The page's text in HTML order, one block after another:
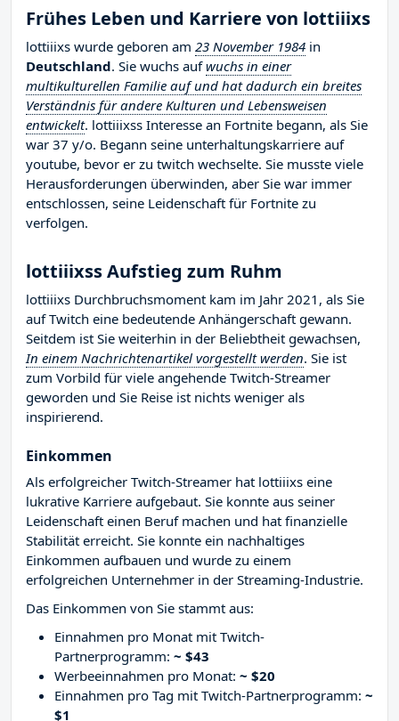
Frühes Leben und Karriere von lottiiixs
lottiiixs wurde geboren am 23 November 1984 in
Deutschland. Sie wuchs aufwuchs in einer
multikulturellen Familie auf und hat dadurch ein breites
Verständnis für andere Kulturen und Lebensweisen
entwickelt. lottiiixss Interesse an Fortnite begann, als Sie
war 37 y/o. Begann seine unterhaltungskarriere auf
youtube, bevor er zu twitch wechselte. Sie musste viele
Herausforderungen überwinden, aber Sie war immer
entschlossen, seine Leidenschaft für Fortnite zu
verfolgen.
lottiiixss Aufstieg zum Ruhm
lottiiixs Durchbruchsmoment kam im Jahr 2021, als Sie
auf Twitch eine bedeutende Anhängerschaft gewann.
Seitdem ist Sie weiterhin in der Beliebtheit gewachsen,
In einem Nachrichtenartikel vorgestellt werden. Sie ist
zum Vorbild für viele angehende Twitch-Streamer
geworden und Sie Reise ist nichts weniger als
inspirierend.
Einkommen
Als erfolgreicher Twitch-Streamer hat lottiiixs eine
lukrative Karriere aufgebaut. Sie konnte aus seiner
Leidenschaft einen Beruf machen und hat finanzielle
Stabilität erreicht. Sie konnte ein nachhaltiges
Einkommen aufbauen und wurde zu einem
erfolgreichen Unternehmer in der Streaming-Industrie.
Das Einkommen von Sie stammt aus:
Einnahmen pro Monat mit Twitch-
Partnerprogramm: ~ $43
Werbeeinnahmen pro Monat: ~ $20
Einnahmen pro Tag mit Twitch-Partnerprogramm: ~
$1